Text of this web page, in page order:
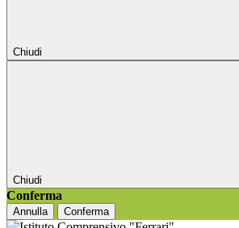
Chiudi
Chiudi
Conferma
Annulla Conferma